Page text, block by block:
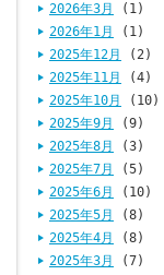
2026年3月
(1)
2026年1月
(1)
2025年12月
(2)
2025年11月
(4)
2025年10月
(10)
2025年9月
(9)
2025年8月
(3)
2025年7月
(5)
2025年6月
(10)
2025年5月
(8)
2025年4月
(8)
2025年3月
(7)